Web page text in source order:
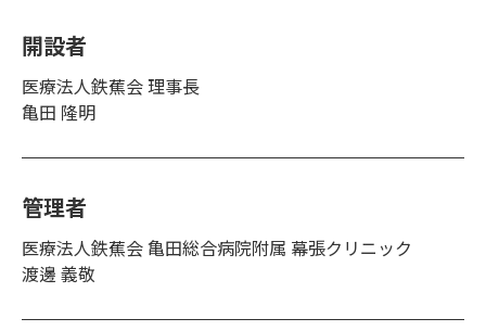
開設者
医療法人鉄蕉会 理事長
亀田 隆明
管理者
医療法人鉄蕉会 亀田総合病院附属 幕張クリニック
渡邊 義敬